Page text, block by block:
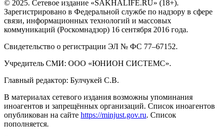
© 2025. Сетевое издание «SAKHALIFE.RU» (18+).
Зарегистрировано в Федеральной службе по надзору в сфере
связи, информационных технологий и массовых
коммуникаций (Роскомнадзор) 16 сентября 2016 года.
Свидетельство о регистрации ЭЛ № ФС 77–67152.
Учредитель СМИ: ООО «ЮНИОН СИСТЕМС».
Главный редактор: Булчукей С.В.
В материалах сетевого издания возможны упоминания
иноагентов и запрещённых организаций. Список иноагентов
опубликован на сайте https://minjust.gov.ru. Список
пополняется.